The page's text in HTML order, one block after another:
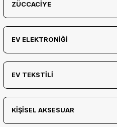
ZÜCCACİYE
EV ELEKTRONİĞİ
EV TEKSTİLİ
KİŞİSEL AKSESUAR